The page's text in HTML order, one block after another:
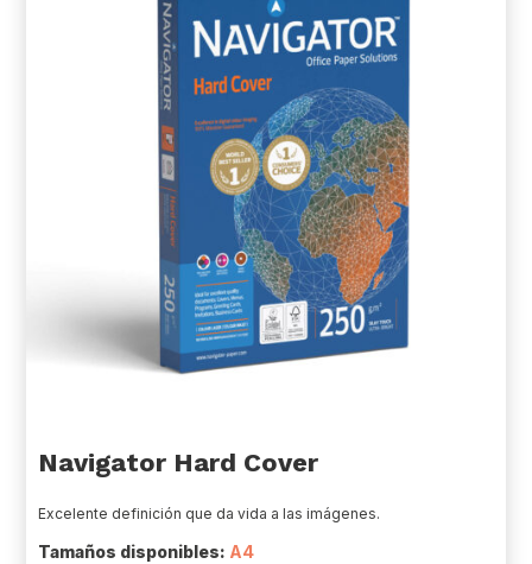
Navigator Hard Cover
Excelente definición que da vida a las imágenes.
Tamaños disponibles: A4